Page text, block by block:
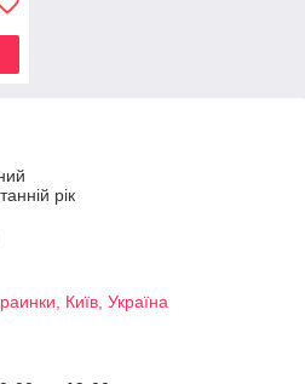
рік
Київ, Україна